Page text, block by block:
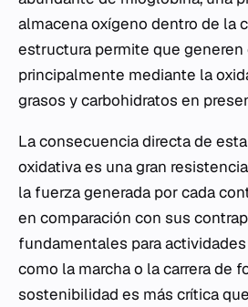
almacena oxígeno dentro de la
estructura permite que generen
principalmente mediante la
grasos y carbohidratos en
La consecuencia directa de
oxidativa es una gran
la fuerza generada por cada
en comparación con sus
fundamentales para
como la marcha o la carrera de
sostenibilidad es más crítica